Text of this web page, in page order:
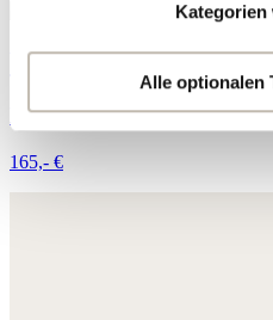
Ihre Daten werden mit
der Datenschutzerklärung
Sie auf "Kategorien wählen"
Indem Sie auf "Alle
erklären Sie sich mit der
Kategorien
Alle optionalen
Wickel-Sandalen
Leder
165,- €